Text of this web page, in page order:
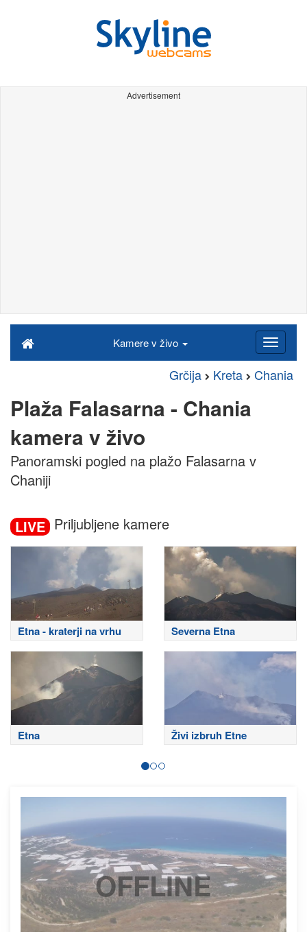
Advertisement
Kamere v živo
Grčija Kreta Chania
Plaža Falasarna - Chania
kamera v živo
Panoramski pogled na plažo Falasarna v
Chaniji
LIVE Priljubljene kamere
Etna - kraterji na vrhu Severna Etna
Etna Živi izbruh Etne
OFFLINE